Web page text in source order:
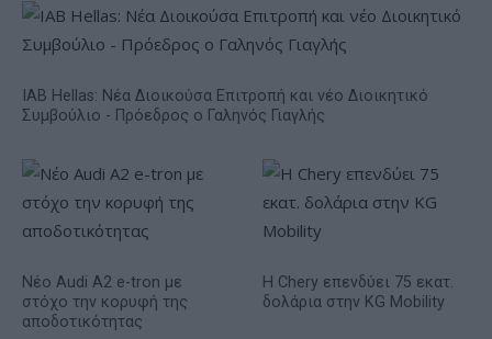
IAB Hellas: Νέα Διοικούσα Επιτροπή και νέο Διοικητικό
Συμβούλιο - Πρόεδρος ο Γαληνός Γιαγλής
Νέο Audi A2 e-tron με
στόχο την κορυφή της
αποδοτικότητας
Η Chery επενδύει 75 εκατ.
δολάρια στην KG Mobility